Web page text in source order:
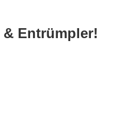
Entrümpler!